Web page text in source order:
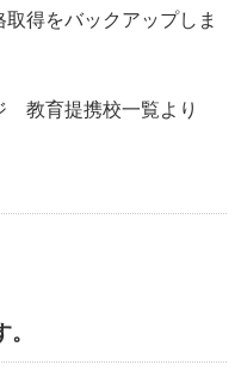
得をバックアップしま
教育提携校一覧より